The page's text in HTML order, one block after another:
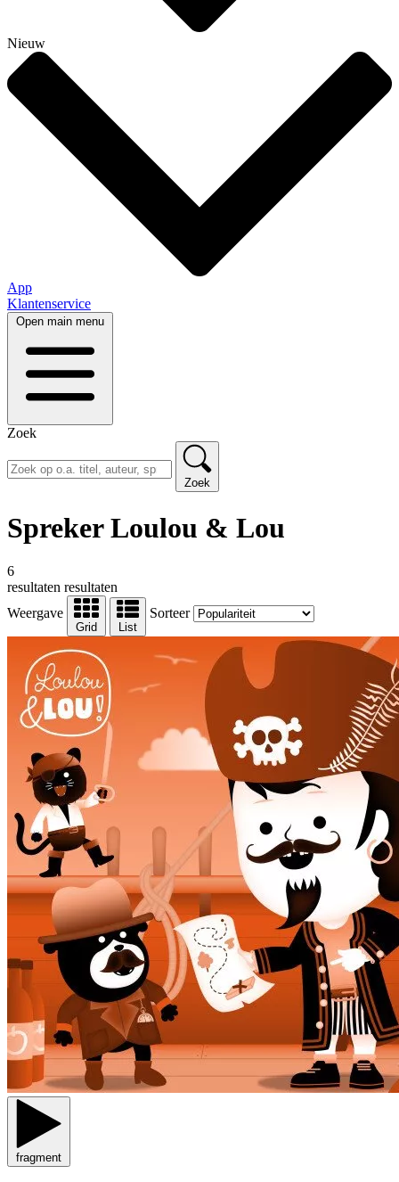
Nieuw
App
Klantenservice
Open main menu
Zoek
Zoek
Spreker Loulou & Lou
6
resultaten resultaten
Weergave
Grid List
Sorteer
fragment